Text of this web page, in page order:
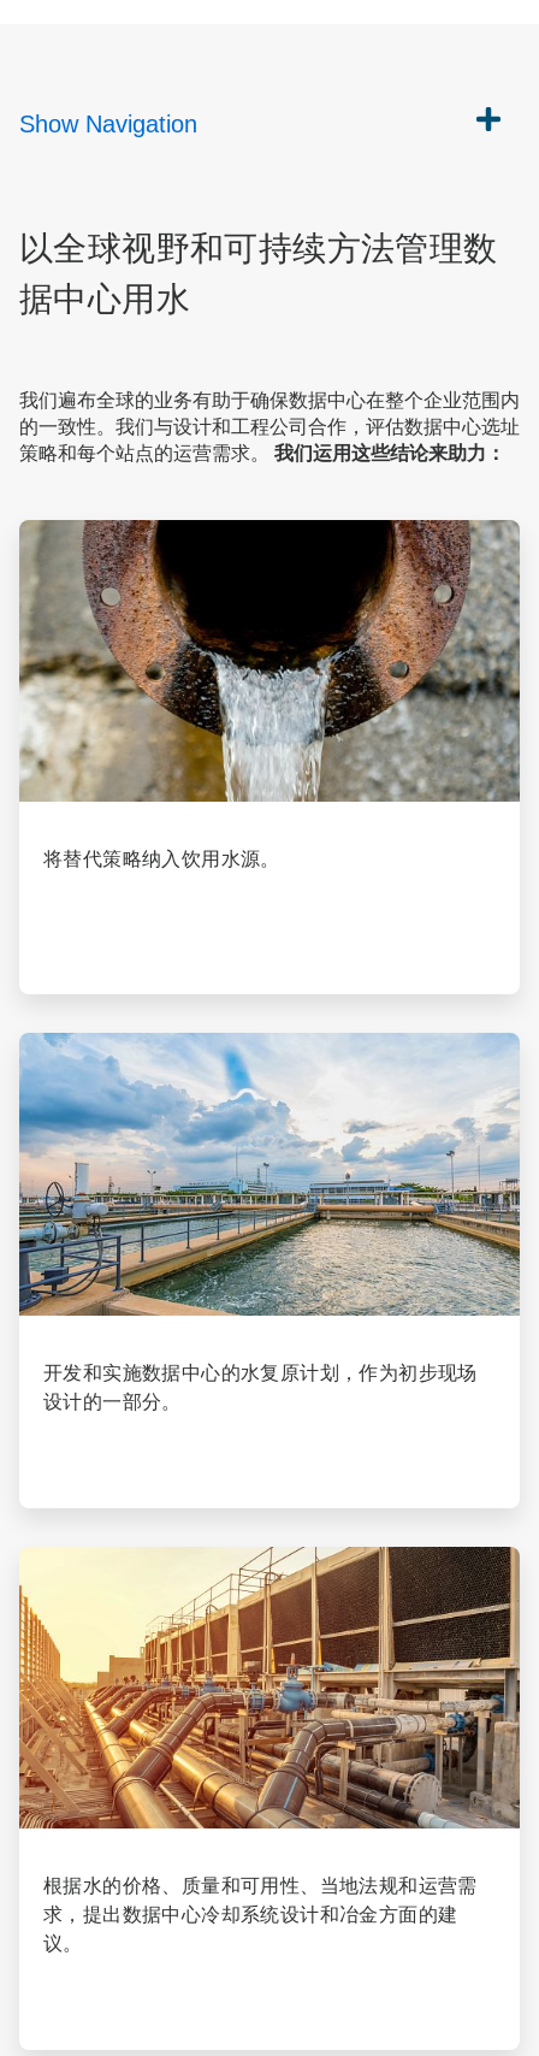
Show Navigation
以全球视野和可持续方法管理数
据中心用水
我们遍布全球的业务有助于确保数据中心在整个企业范围内
的一致性。我们与设计和工程公司合作，评估数据中心选址
策略和每个站点的运营需求。 我们运用这些结论来助力：
ArticleTile
，
将替代策略纳入饮用水源。
ArticleTile
2
，
共
4
开发和实施数据中心的水复原计划，作为初步现场
设计的一部分。
ArticleTile
，
共
4
根据水的价格、质量和可用性、当地法规和运营需
求，提出数据中心冷却系统设计和冶金方面的建
议。